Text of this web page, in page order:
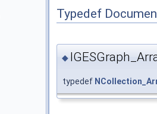
Typedef
◆
typedef